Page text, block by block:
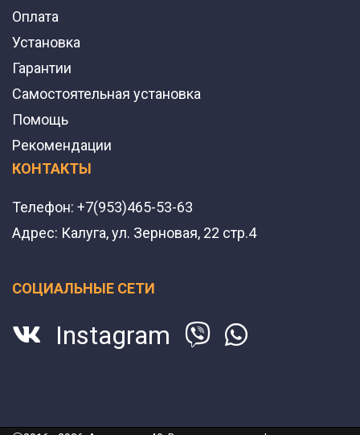
Оплата
Установка
Гарантии
Самостоятельная установка
Помощь
Рекомендации
КОНТАКТЫ
Телефон: +7(953)465-53-63
Адрес: Калуга, ул. Зерновая, 22 стр.4
СОЦИАЛЬНЫЕ СЕТИ
Instagram